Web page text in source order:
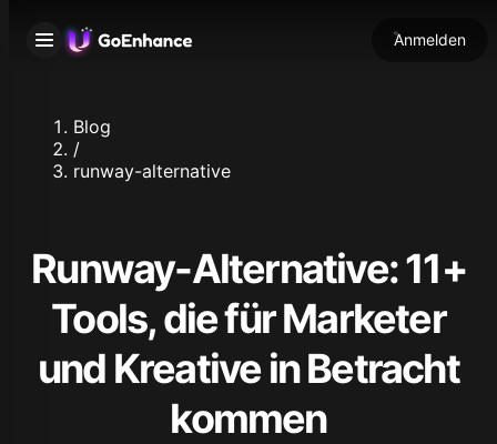
Anmelden
Blog
/
runway-alternative
Runway-Alternative: 11+
Tools, die für Marketer
und Kreative in Betracht
kommen